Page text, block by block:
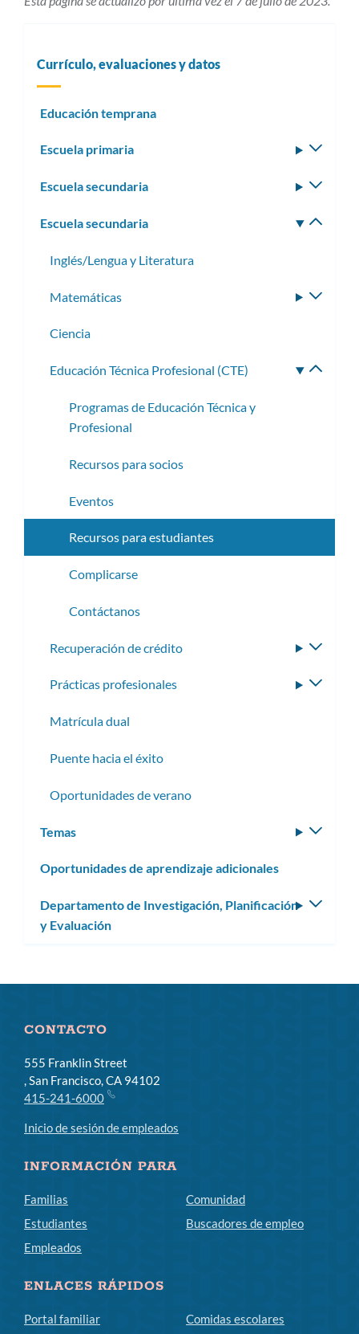
Currículo, evaluaciones y datos
Educación temprana
Escuela primaria
Escuela secundaria
Escuela secundaria
Inglés/Lengua y Literatura
Matemáticas
Ciencia
Educación Técnica Profesional (CTE)
Programas de Educación Técnica y
Profesional
Recursos para socios
Eventos
Recursos para estudiantes
Complicarse
Contáctanos
Recuperación de crédito
Prácticas profesionales
Matrícula dual
Puente hacia el éxito
Oportunidades de verano
Temas
Oportunidades de aprendizaje adicionales
Departamento de Investigación, Planificación
y Evaluación
CONTACTO
555 Franklin Street
, San Francisco, CA 94102
415-241-6000
Inicio de sesión de empleados
INFORMACIÓN PARA
Familias
Estudiantes
Empleados
Comunidad
Buscadores de empleo
ENLACES RÁPIDOS
Portal familiar
Comidas escolares